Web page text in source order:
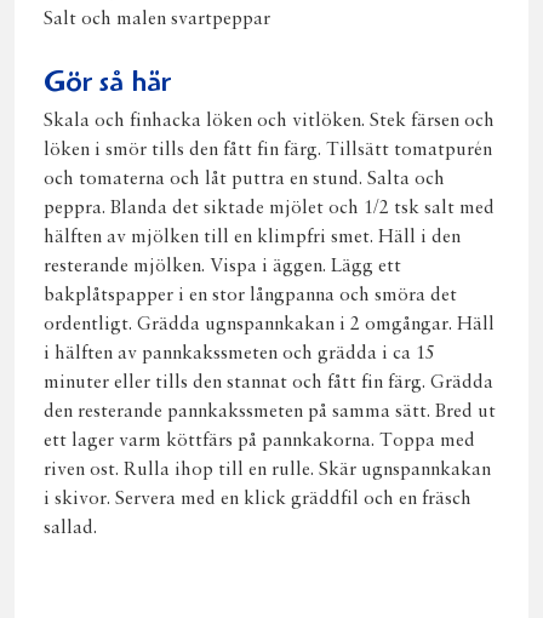
Salt och malen svartpeppar
Gör så här
Skala och finhacka löken och vitlöken. Stek färsen och
löken i smör tills den fått fin färg. Tillsätt tomatpurén
och tomaterna och låt puttra en stund. Salta och
peppra. Blanda det siktade mjölet och 1/2 tsk salt med
hälften av mjölken till en klimpfri smet. Häll i den
resterande mjölken. Vispa i äggen. Lägg ett
bakplåtspapper i en stor långpanna och smöra det
ordentligt. Grädda ugnspannkakan i 2 omgångar. Häll
i hälften av pannkakssmeten och grädda i ca 15
minuter eller tills den stannat och fått fin färg. Grädda
den resterande pannkakssmeten på samma sätt. Bred ut
ett lager varm köttfärs på pannkakorna. Toppa med
riven ost. Rulla ihop till en rulle. Skär ugnspannkakan
i skivor. Servera med en klick gräddfil och en fräsch
sallad.